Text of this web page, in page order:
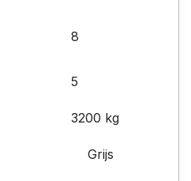
8
5
3200 kg
Grijs